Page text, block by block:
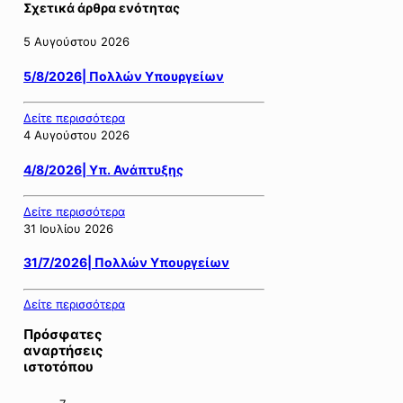
Σχετικά άρθρα ενότητας
5 Αυγούστου 2026
5/8/2026| Πολλών Υπουργείων
Δείτε περισσότερα
4 Αυγούστου 2026
4/8/2026| Υπ. Ανάπτυξης
Δείτε περισσότερα
31 Ιουλίου 2026
31/7/2026| Πολλών Υπουργείων
Δείτε περισσότερα
Πρόσφατες
αναρτήσεις
ιστοτόπου